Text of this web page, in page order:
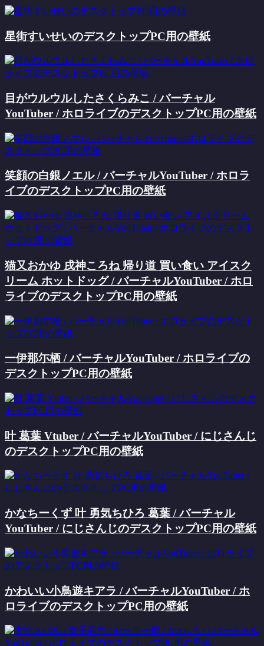
星街すいせいのデスクトップPC用の壁紙
目がウルウルしたさくらみこ / バーチャル
YouTuber / ホロライブのデスクトップPC用の壁紙
笑顔の白銀ノエル / バーチャルYouTuber / ホロラ
イブのデスクトップPC用の壁紙
猫又おかゆ 戌神ころね 帰り道 買い食い アイスク
リーム ホットドッグ / バーチャルYouTuber / ホロ
ライブのデスクトップPC用の壁紙
一伊那尓栖 / バーチャルYouTuber / ホロライブの
デスクトップPC用の壁紙
叶 葛葉 Vtuber / バーチャルYouTuber / にじさんじ
のデスクトップPC用の壁紙
かなちーくず 叶 勇気ちひろ 葛葉 / バーチャル
YouTuber / にじさんじのデスクトップPC用の壁紙
かわいい小鳥遊キアラ / バーチャルYouTuber / ホ
ロライブのデスクトップPC用の壁紙